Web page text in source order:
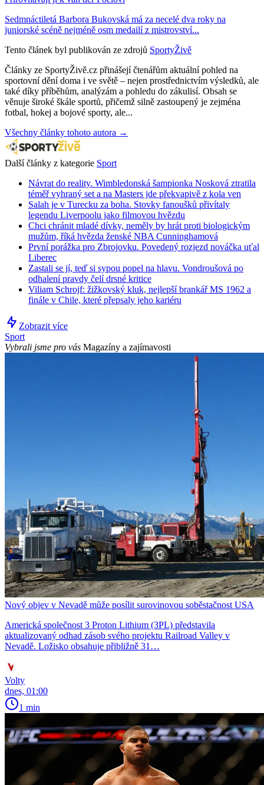
Sedmnáctiletá Barbora Bukovská má za necelé dva roky na
juniorské scéně nejméně osm medailí z mistrovství...
Tento článek byl publikován ze zdrojů SportyŽivě
Články ze SportyŽivě.cz přinášejí čtenářům aktuální pohled na
sportovní dění doma i ve světě – nejen prostřednictvím výsledků, ale
také díky příběhům, analýzám a pohledu do zákulisí. Obsah se
věnuje široké škále sportů, přičemž silně zastoupený je zejména
fotbal, hokej a bojové sporty, ale...
Všechny články tohoto autora →
Další články z kategorie Sport
Návrat do reality. Wimbledonská šampionka Nosková ztratila
téměř vyhraný set a na Masters jde překvapivě z kola ven
Salah je v Turecku za boha. Stovky fanoušků přivítaly
legendu Liverpoolu jako filmovou hvězdu
Chci chránit mladé dívky, neměly by hrát proti biologickým
mužům, říká hvězda ženské NBA Cunninghamová
První porážka pro Zbrojovku. Povedený rozjezd nováčka uťal
Liberec
Zastali se jí, teď si sypou popel na hlavu. Vondroušová po
odhalení pravdy čelí drsné kritice
Viliam Schrojf: žižkovský kluk, nejlepší brankář MS 1962 a
finále v Chile, které přepsaly jeho kariéru
Zobrazit více
Sport
Vybrali jsme pro vás Magazíny a zajímavosti
Nový objev v Nevadě může posílit surovinovou soběstačnost USA
Americká společnost 3 Proton Lithium (3PL) představila
aktualizovaný odhad zásob svého projektu Railroad Valley v
Nevadě. Ložisko obsahuje přibližně 31…
Volty
dnes, 01:00
1 min